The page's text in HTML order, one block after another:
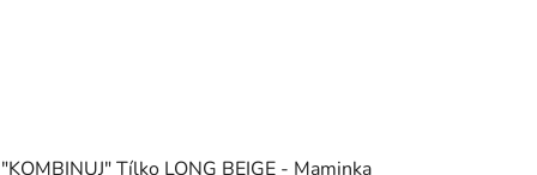
"KOMBINUJ" Tílko LONG BEIGE - Maminka